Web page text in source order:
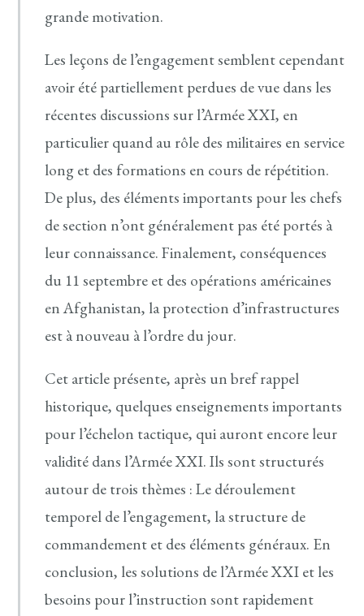
grande motivation.
Les leçons de l’engagement semblent cependant
avoir été partiellement perdues de vue dans les
récentes discussions sur l’Armée XXI, en
particulier quand au rôle des militaires en service
long et des formations en cours de répétition.
De plus, des éléments importants pour les chefs
de section n’ont généralement pas été portés à
leur connaissance. Finalement, conséquences
du 11 septembre et des opérations américaines
en Afghanistan, la protection d’infrastructures
est à nouveau à l’ordre du jour.
Cet article présente, après un bref rappel
historique, quelques enseignements importants
pour l’échelon tactique, qui auront encore leur
validité dans l’Armée XXI. Ils sont structurés
autour de trois thèmes : Le déroulement
temporel de l’engagement, la structure de
commandement et des éléments généraux. En
conclusion, les solutions de l’Armée XXI et les
besoins pour l’instruction sont rapidement